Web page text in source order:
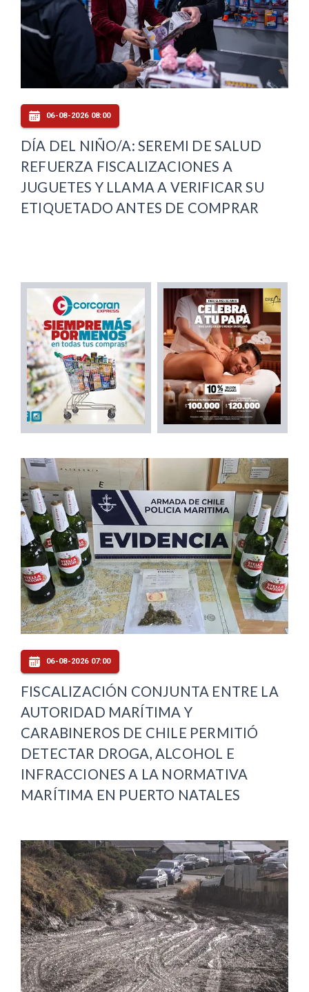
06-08-2026 08:00
DÍA DEL NIÑO/A: SEREMI DE SALUD
REFUERZA FISCALIZACIONES A
JUGUETES Y LLAMA A VERIFICAR SU
ETIQUETADO ANTES DE COMPRAR
06-08-2026 07:00
FISCALIZACIÓN CONJUNTA ENTRE LA
AUTORIDAD MARÍTIMA Y
CARABINEROS DE CHILE PERMITIÓ
DETECTAR DROGA, ALCOHOL E
INFRACCIONES A LA NORMATIVA
MARÍTIMA EN PUERTO NATALES